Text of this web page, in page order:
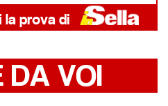
DA VOI